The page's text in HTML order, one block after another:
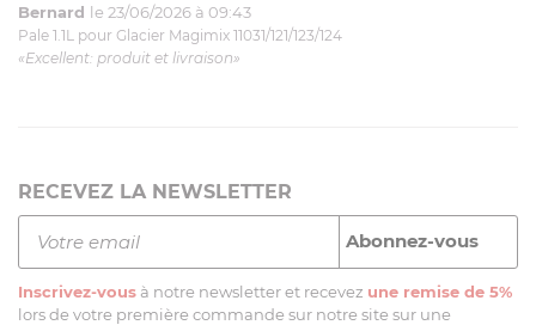
Bernard le 23/06/2026 à 09:43
Pale 1.1L pour Glacier Magimix 11031/121/123/124
«Excellent: produit et livraison»
RECEVEZ LA NEWSLETTER
Inscrivez-vous à notre newsletter et recevez une remise de 5%
lors de votre première commande sur notre site sur une